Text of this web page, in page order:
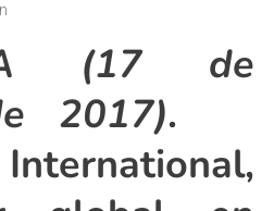
(17 de
2017).